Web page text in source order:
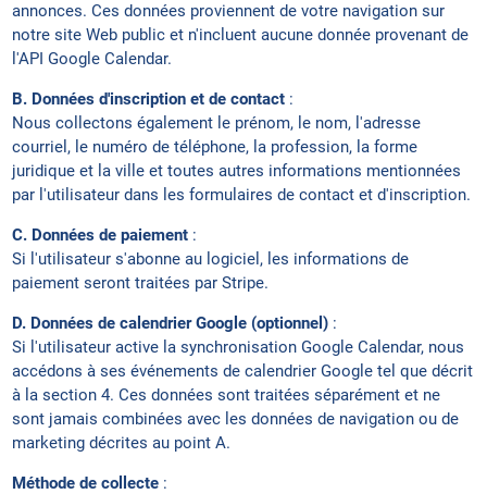
annonces. Ces données proviennent de votre navigation sur
notre site Web public et n'incluent aucune donnée provenant de
l'API Google Calendar.
B. Données d'inscription et de contact :
Nous collectons également le prénom, le nom, l'adresse
courriel, le numéro de téléphone, la profession, la forme
juridique et la ville et toutes autres informations mentionnées
par l'utilisateur dans les formulaires de contact et d'inscription.
C. Données de paiement :
Si l'utilisateur s'abonne au logiciel, les informations de
paiement seront traitées par Stripe.
D. Données de calendrier Google (optionnel) :
Si l'utilisateur active la synchronisation Google Calendar, nous
accédons à ses événements de calendrier Google tel que décrit
à la section 4. Ces données sont traitées séparément et ne
sont jamais combinées avec les données de navigation ou de
marketing décrites au point A.
Méthode de collecte :